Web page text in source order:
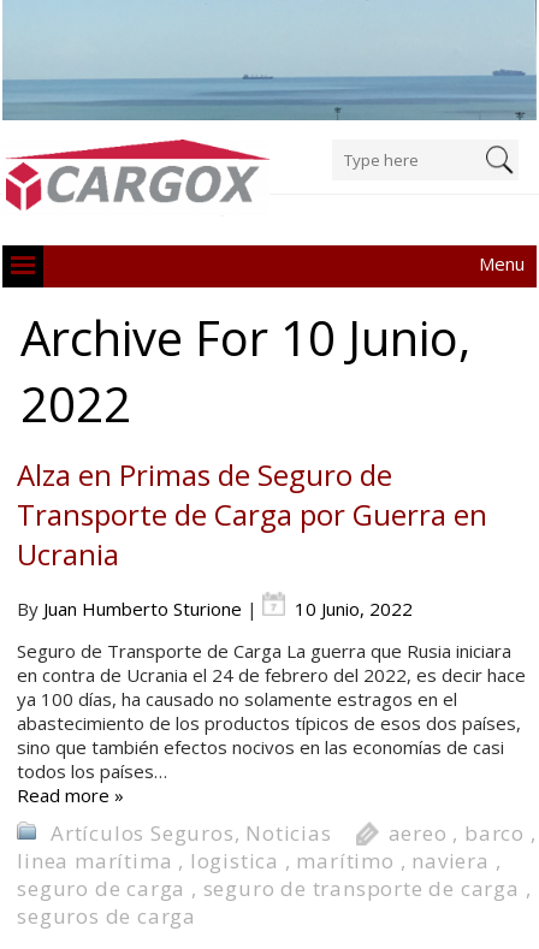
Menu
Archive For 10 Junio,
2022
Alza en Primas de Seguro de
Transporte de Carga por Guerra en
Ucrania
By Juan Humberto Sturione |
10 Junio, 2022
Seguro de Transporte de Carga La guerra que Rusia iniciara
en contra de Ucrania el 24 de febrero del 2022, es decir hace
ya 100 días, ha causado no solamente estragos en el
abastecimiento de los productos típicos de esos dos países,
sino que también efectos nocivos en las economías de casi
todos los países…
Read more »
Artículos Seguros, Noticias aereo , barco ,
linea marítima , logistica , marítimo , naviera ,
seguro de carga , seguro de transporte de carga ,
seguros de carga